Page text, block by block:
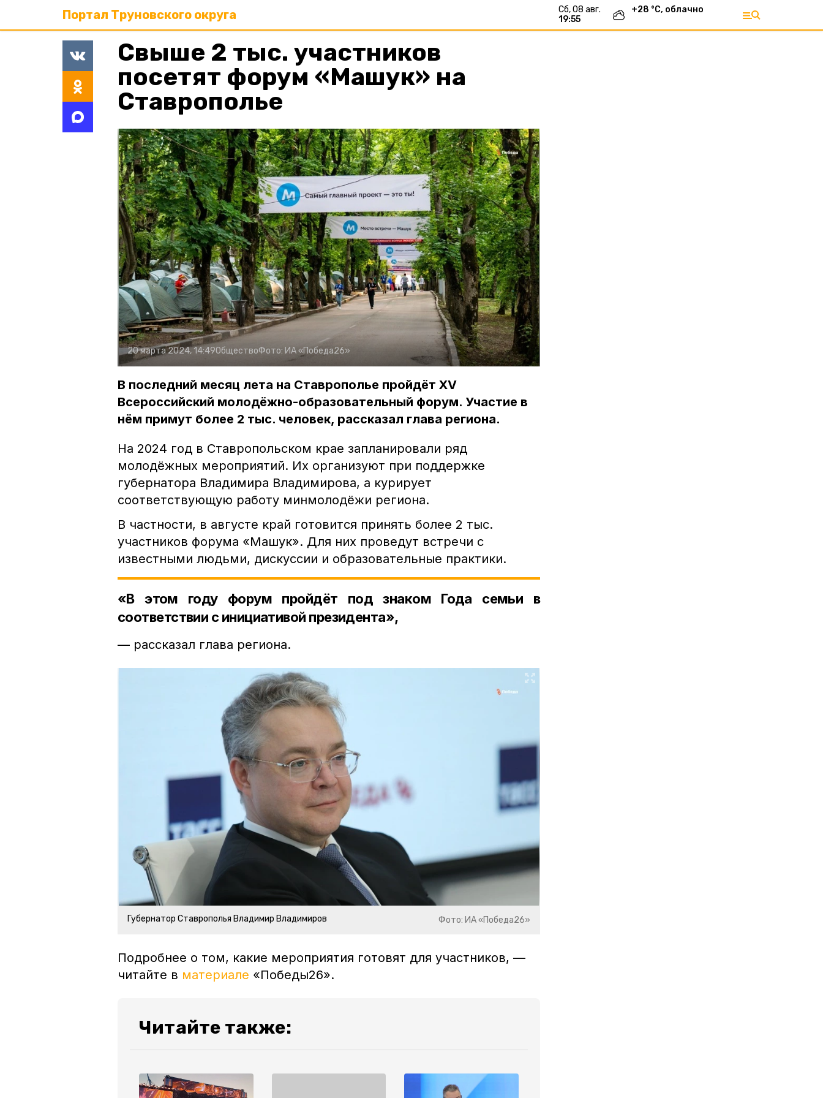
Портал Труновского округа
сб, 08 авг.
19:55
+28 °С, облачно
Свыше 2 тыс. участников
посетят форум «Машук» на
Ставрополье
20 марта 2024, 14:49ОбществоФото: ИА «Победа26»
В последний месяц лета на Ставрополье пройдёт XV
Всероссийский молодёжно-образовательный форум. Участие в
нём примут более 2 тыс. человек, рассказал глава региона.
На 2024 год в Ставропольском крае запланировали ряд
молодёжных мероприятий. Их организуют при поддержке
губернатора Владимира Владимирова, а курирует
соответствующую работу минмолодёжи региона.
В частности, в августе край готовится принять более 2 тыс.
участников форума «Машук». Для них проведут встречи с
известными людьми, дискуссии и образовательные практики.
«В этом году форум пройдёт под знаком Года семьи в
соответствии с инициативой президента»,
— рассказал глава региона.
Губернатор Ставрополья Владимир Владимиров Фото: ИА «Победа26»
Подробнее о том, какие мероприятия готовят для участников, —
читайте в материале «Победы26».
Читайте также: